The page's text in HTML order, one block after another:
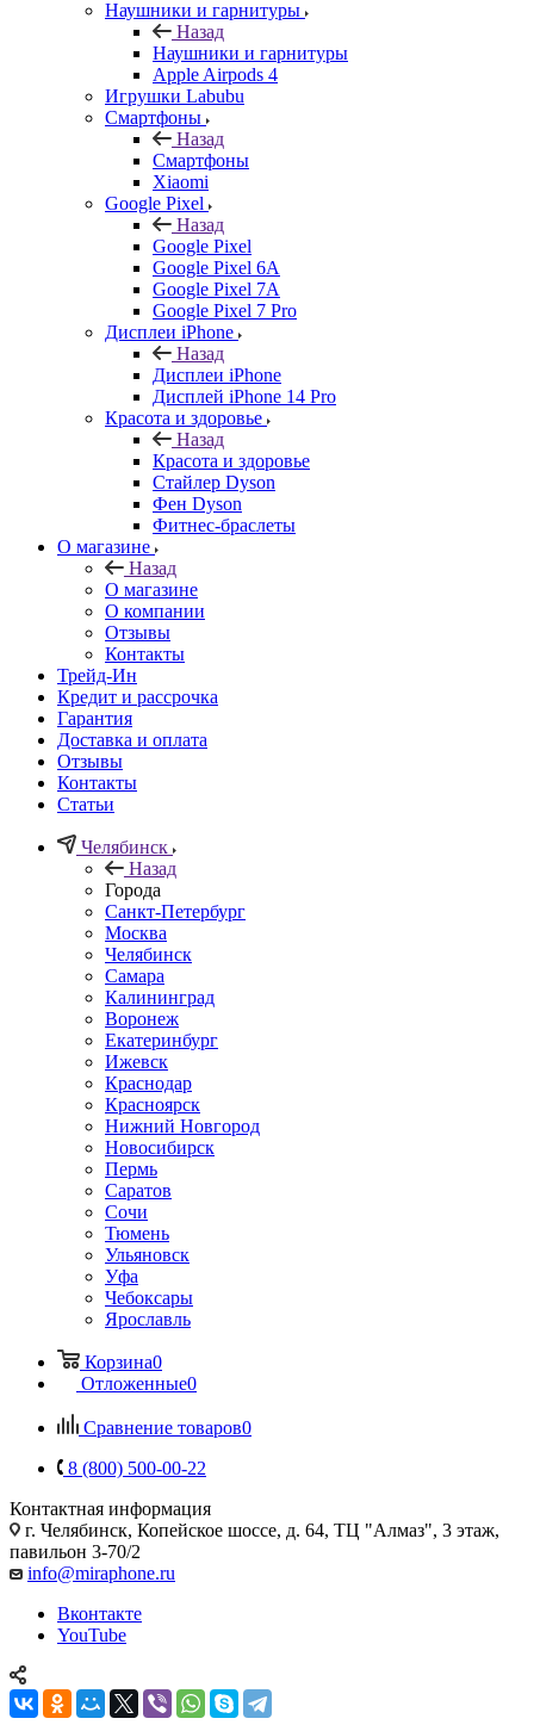
Наушники и гарнитуры
Назад
Наушники и гарнитуры
Apple Airpods 4
Игрушки Labubu
Смартфоны
Назад
Смартфоны
Xiaomi
Google Pixel
Назад
Google Pixel
Google Pixel 6A
Google Pixel 7А
Google Pixel 7 Pro
Дисплеи iPhone
Назад
Дисплеи iPhone
Дисплей iPhone 14 Pro
Красота и здоровье
Назад
Красота и здоровье
Стайлер Dyson
Фен Dyson
Фитнес-браслеты
О магазине
Назад
О магазине
О компании
Отзывы
Контакты
Трейд-Ин
Кредит и рассрочка
Гарантия
Доставка и оплата
Отзывы
Контакты
Статьи
Челябинск
Назад
Города
Санкт-Петербург
Москва
Челябинск
Самара
Калининград
Воронеж
Екатеринбург
Ижевск
Краснодар
Красноярск
Нижний Новгород
Новосибирск
Пермь
Саратов
Сочи
Тюмень
Ульяновск
Уфа
Чебоксары
Ярославль
Корзина0
Отложенные0
Сравнение товаров0
8 (800) 500-00-22
Контактная информация
г. Челябинск, Копейское шоссе, д. 64, ТЦ "Алмаз", 3 этаж,
павильон 3-70/2
info@miraphone.ru
Вконтакте
YouTube